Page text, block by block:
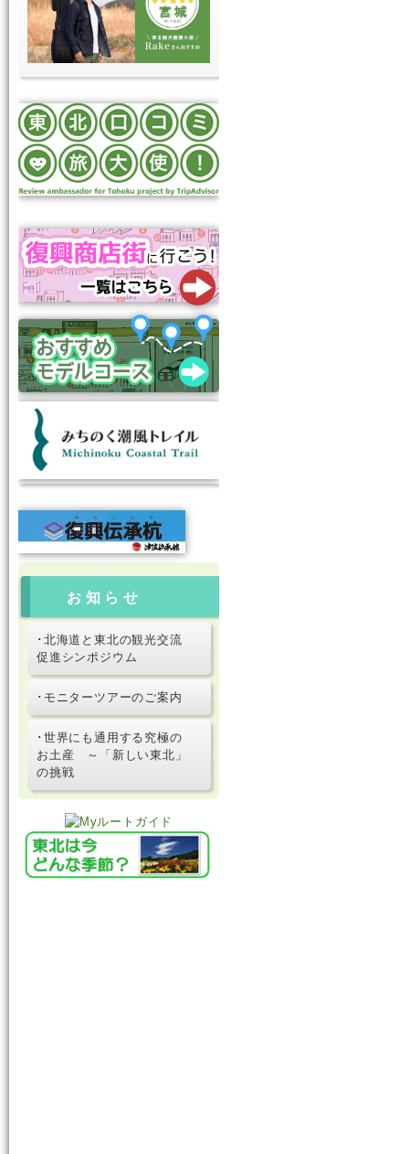
お知らせ
･北海道と東北の観光交流
促進シンポジウム
･モニターツアーのご案内
･世界にも通用する究極の
お土産 ～「新しい東北」
の挑戦